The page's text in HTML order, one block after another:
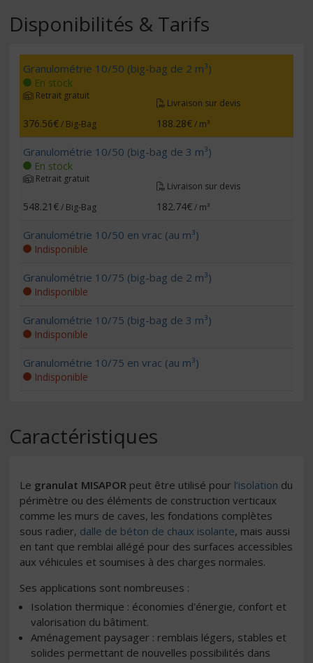
Disponibilités & Tarifs
Granulométrie 10/50 (big-bag de 2 m³)
En stock
Retrait gratuit
Livraison sur devis
376.56€/ Big-Bag 188.28€/ m³
Granulométrie 10/50 (big-bag de 3 m³)
En stock
Retrait gratuit
Livraison sur devis
548.21€/ Big-Bag 182.74€/ m³
Granulométrie 10/50 en vrac (au m³)
Indisponible
Granulométrie 10/75 (big-bag de 2 m³)
Indisponible
Granulométrie 10/75 (big-bag de 3 m³)
Indisponible
Granulométrie 10/75 en vrac (au m³)
Indisponible
Caractéristiques
Le granulat MISAPOR peut être utilisé pour l‘isolation du
périmètre ou des éléments de construction verticaux
comme les murs de caves, les fondations complètes
sous radier, dalle de béton de chaux isolante, mais aussi
en tant que remblai allégé pour des surfaces accessibles
aux véhicules et soumises à des charges normales.
Ses applications sont nombreuses :
Isolation thermique : économies d'énergie, confort et
valorisation du bâtiment.
Aménagement paysager : remblais légers, stables et
solides permettant de nouvelles possibilités dans